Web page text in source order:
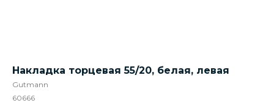
Накладка торцевая 55/20, белая, левая
Gutmann
60666